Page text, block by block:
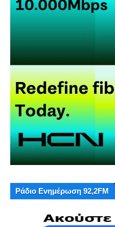
Ράδιο Ενημέρωση 92,2FM